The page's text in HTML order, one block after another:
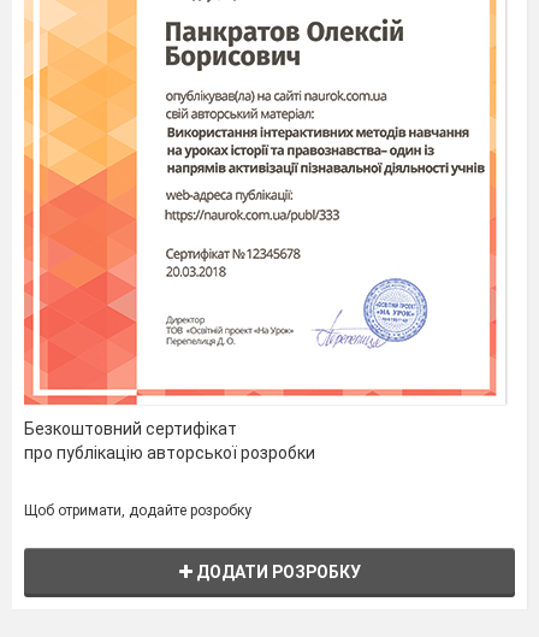
Безкоштовний сертифікат
про публікацію авторської розробки
Щоб отримати, додайте розробку
ДОДАТИ РОЗРОБКУ